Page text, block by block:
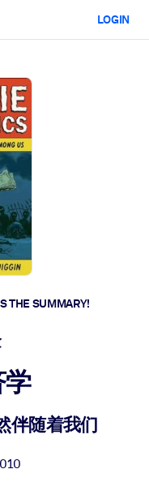
work.
solve real problems, and
LOGIN
THE SUMMARY!
伴随着我们